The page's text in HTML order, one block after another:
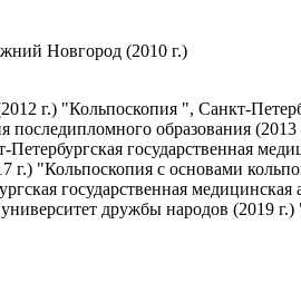
Новгород (2010 г.)
г.) "Кольпоскопия ", Санкт-
образования
государственная
"Кольпоскопия с основами
государственная
дружбы народов (2019 г.)